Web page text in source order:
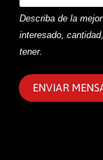
Describa de la
interesado,
tener.
ENVIAR